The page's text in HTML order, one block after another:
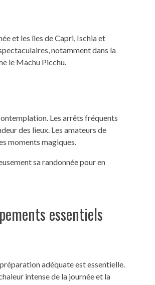
et les îles de Capri, Ischia et
notamment dans la
le Machu Picchu.
Les arrêts fréquents
des lieux. Les amateurs de
moments magiques.
sa randonnée pour en
essentiels
adéquate est essentielle.
intense de la journée et la